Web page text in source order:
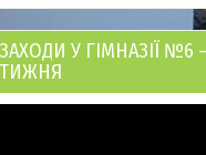
ЗАХОДИ У ГІМНАЗІЇ №6
ТИЖНЯ